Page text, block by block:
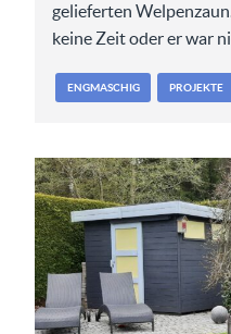
gelieferten
keine Zeit oder er war
ENGMASCHIG PROJEKTE